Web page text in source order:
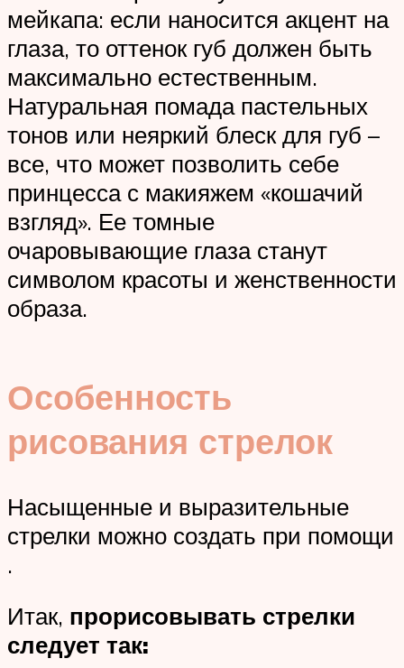
мейкапа: если наносится акцент на
глаза, то оттенок губ должен быть
максимально естественным.
Натуральная помада пастельных
тонов или неяркий блеск для губ –
все, что может позволить себе
принцесса с макияжем «кошачий
взгляд». Ее томные
очаровывающие глаза станут
символом красоты и женственности
образа.
Особенность
рисования стрелок
Насыщенные и выразительные
стрелки можно создать при помощи
.
Итак, прорисовывать стрелки
следует так: